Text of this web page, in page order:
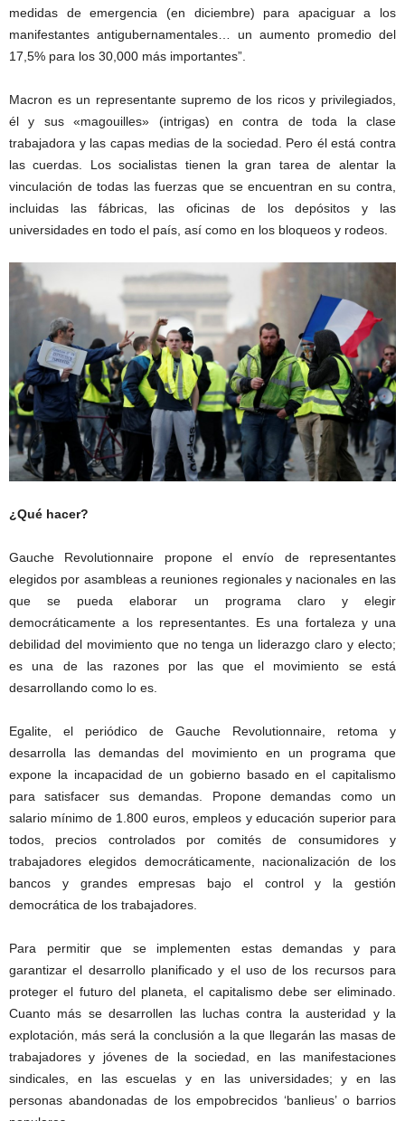
medidas de emergencia (en diciembre) para apaciguar a los
manifestantes antigubernamentales… un aumento promedio del
17,5% para los 30,000 más importantes”.
Macron es un representante supremo de los ricos y privilegiados,
él y sus «magouilles» (intrigas) en contra de toda la clase
trabajadora y las capas medias de la sociedad. Pero él está contra
las cuerdas. Los socialistas tienen la gran tarea de alentar la
vinculación de todas las fuerzas que se encuentran en su contra,
incluidas las fábricas, las oficinas de los depósitos y las
universidades en todo el país, así como en los bloqueos y rodeos.
¿Qué hacer?
Gauche Revolutionnaire propone el envío de representantes
elegidos por asambleas a reuniones regionales y nacionales en las
que se pueda elaborar un programa claro y elegir
democráticamente a los representantes. Es una fortaleza y una
debilidad del movimiento que no tenga un liderazgo claro y electo;
es una de las razones por las que el movimiento se está
desarrollando como lo es.
Egalite, el periódico de Gauche Revolutionnaire, retoma y
desarrolla las demandas del movimiento en un programa que
expone la incapacidad de un gobierno basado en el capitalismo
para satisfacer sus demandas. Propone demandas como un
salario mínimo de 1.800 euros, empleos y educación superior para
todos, precios controlados por comités de consumidores y
trabajadores elegidos democráticamente, nacionalización de los
bancos y grandes empresas bajo el control y la gestión
democrática de los trabajadores.
Para permitir que se implementen estas demandas y para
garantizar el desarrollo planificado y el uso de los recursos para
proteger el futuro del planeta, el capitalismo debe ser eliminado.
Cuanto más se desarrollen las luchas contra la austeridad y la
explotación, más será la conclusión a la que llegarán las masas de
trabajadores y jóvenes de la sociedad, en las manifestaciones
sindicales, en las escuelas y en las universidades; y en las
personas abandonadas de los empobrecidos ‘banlieus’ o barrios